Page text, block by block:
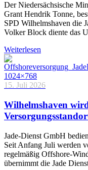
Der Niedersächsische
Grant Hendrik Tonne,
SPD Wilhelmshaven die
Volker Block diente das
Weiterlesen
15. Juli 2026
Wilhelmshaven
Jade-Dienst GmbH
Seit Anfang Juli werden
regelmäßig Offshore-
übernimmt die Jade